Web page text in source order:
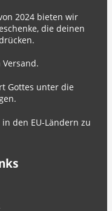
2024 bieten wir
die deinen
Gottes unter die
den EU-Ländern zu